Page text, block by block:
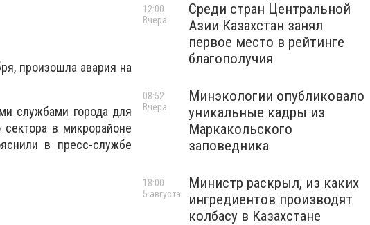
произошла авария на
службами города для
в микрорайоне
в пресс-службе
Среди стран Центральной
Азии Казахстан занял
первое место в рейтинге
благополучия
12:00
Вчера
Минэкологии опубликовало
уникальные кадры из
Маркакольского
заповедника
08:52
Вчера
Министр раскрыл, из каких
ингредиентов производят
колбасу в Казахстане
18:00
5 августа